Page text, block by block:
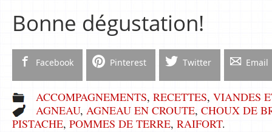
Bonne dégustation!
Facebook Pinterest Twitter Email
ACCOMPAGNEMENTS, RECETTES, VIANDES
AGNEAU, AGNEAU EN CROUTE, CHOUX DE
PISTACHE, POMMES DE TERRE, RAIFORT.